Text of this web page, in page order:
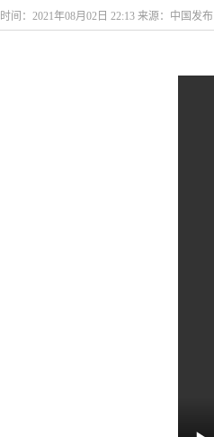
时间：2021年08月02日 22:13 来源：中国发布